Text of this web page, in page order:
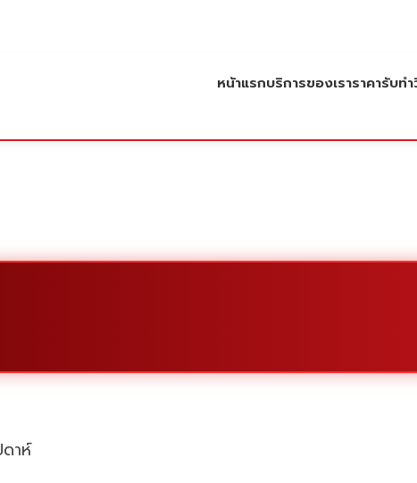
หน้าแรกบริการของเราราคารับท
ดาห์